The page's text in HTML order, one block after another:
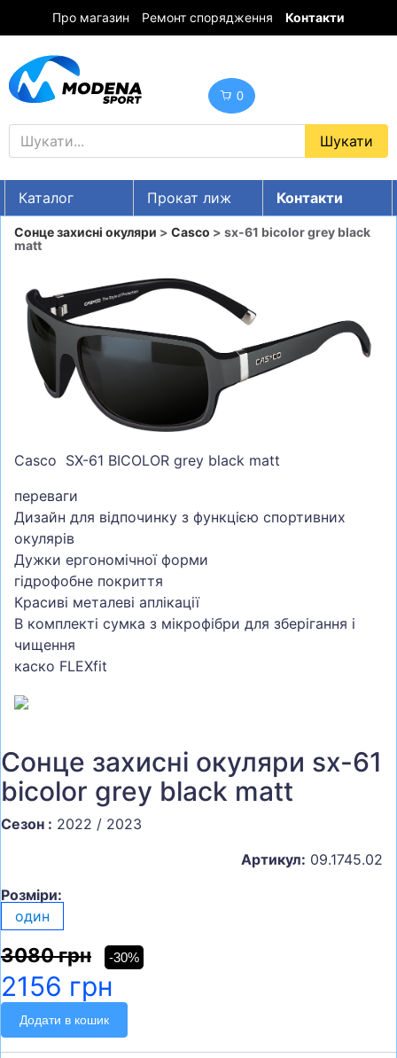
Про магазин Ремонт спорядження Контакти
0
Каталог Прокат лиж
Контакти
UA RU EN
ГІРСЬКІ ЛИЖІ
СНОУБОРДИ
ОДЯГ
ВЗУТТЯ
ВЕЛОСИПЕДИ
САМОКАТИ
ТЕНІС, БАДМІНТОН
ВОДНІ ВИДИ СПОРТУ
ТУРИЗМ
Сонце захисні окуляри > Casco > sx-61 bicolor grey black
matt
Casco SX-61 BICOLOR grey black matt
переваги
Дизайн для відпочинку з функцією спортивних
окулярів
Дужки ергономічної форми
гідрофобне покриття
Красиві металеві аплікації
В комплекті сумка з мікрофібри для зберігання і
чищення
каско FLEXfit
Сонце захисні окуляри sx-61
bicolor grey black matt
Сезон : 2022 / 2023
Артикул: 09.1745.02
Розміри:
один
3080 грн -30%
2156 грн
Додати в кошик